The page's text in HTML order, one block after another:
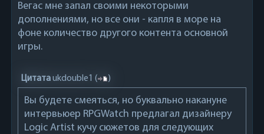
Вегас мне запал своими некоторыми
дополнениями, но все они - капля в море на
фоне количество другого контента основной
игры.
Цитатаukdouble1 ( )
Вы будете смеяться, но буквально накануне
интервьюер RPGWatch предлагал дизайнеру
Logic Artist кучу сюжетов для следующих